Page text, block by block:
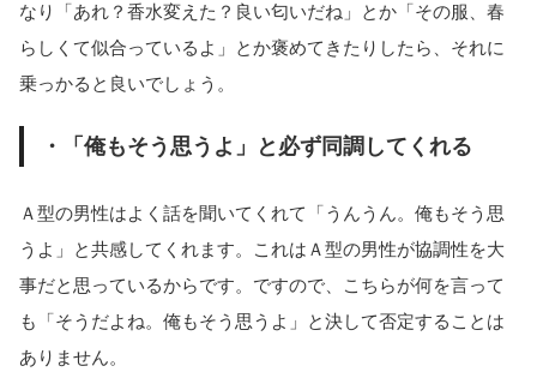
なり「あれ？香水変えた？良い匂いだね」とか「その服、春
らしくて似合っているよ」とか褒めてきたりしたら、それに
乗っかると良いでしょう。
・「俺もそう思うよ」と必ず同調してくれる
Ａ型の男性はよく話を聞いてくれて「うんうん。俺もそう思
うよ」と共感してくれます。これはＡ型の男性が協調性を大
事だと思っているからです。ですので、こちらが何を言って
も「そうだよね。俺もそう思うよ」と決して否定することは
ありません。